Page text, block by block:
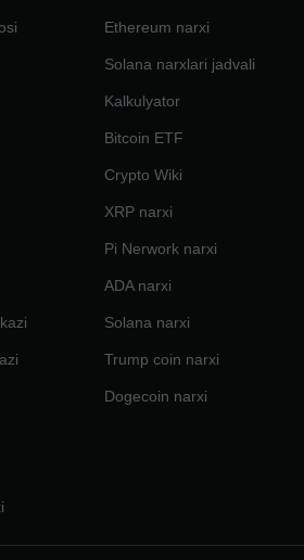
Ethereum narxi
Solana narxlari jadvali
Kalkulyator
Bitcoin ETF
Crypto Wiki
XRP narxi
Pi Nerwork narxi
ADA narxi
Solana narxi
Trump coin narxi
Dogecoin narxi